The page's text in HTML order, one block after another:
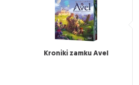
Kroniki zamku Avel